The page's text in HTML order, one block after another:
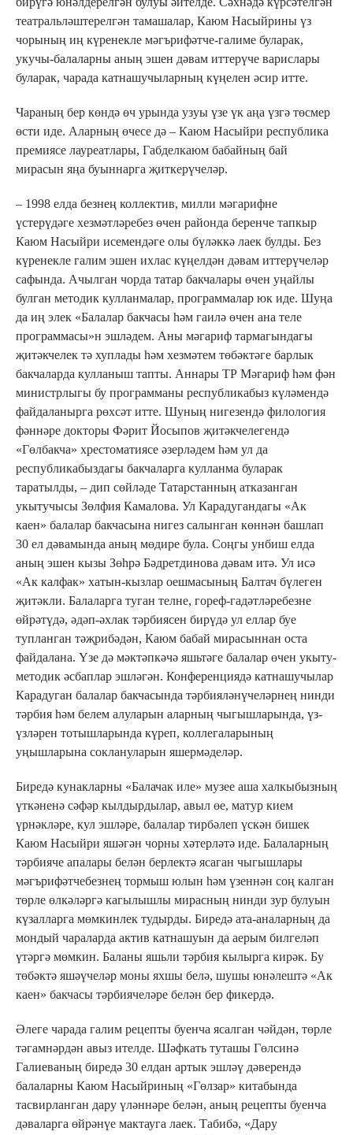
театральләштерелгән тамашалар, Каюм Насыйрины үз
чорының иң күренекле мәгърифәтче-галиме буларак,
укучы-балаларны аның эшен дәвам иттерүче варислары
буларак, чарада катнашучыларның күңелен әсир итте.
Чараның бер көндә өч урында узуы үзе үк аңа үзгә төсмер
өсти иде. Аларның өчесе дә – Каюм Насыйри республика
премиясе лауреатлары, Габделкаюм бабайның бай
мирасын яңа буыннарга җиткерүчеләр.
– 1998 елда безнең коллектив, милли мәгарифне
үстерүдәге хезмәтләребез өчен районда беренче тапкыр
Каюм Насыйри исемендәге олы бүләккә лаек булды. Без
күренекле галим эшен ихлас күңелдән дәвам иттерүчеләр
сафында. Ачылган чорда татар бакчалары өчен уңайлы
булган методик кулланмалар, программалар юк иде. Шуңа
да иң элек «Балалар бакчасы һәм гаилә өчен ана теле
программасы»н эшләдем. Аны мәгариф тармагындагы
җитәкчелек тә хуплады һәм хезмәтем төбәктәге барлык
бакчаларда кулланыш тапты. Аннары ТР Мәгариф һәм фән
министрлыгы бу программаны республикабыз күләмендә
файдаланырга рөхсәт итте. Шуның нигезендә филология
фәннәре докторы Фәрит Йосыпов җитәкчелегендә
«Гөлбакча» хрестоматиясе әзерләдем һәм ул да
республикабыздагы бакчаларга кулланма буларак
таратылды, – дип сөйләде Татарстанның атказанган
укытучысы Зөлфия Камалова. Ул Карадугандагы «Ак
каен» балалар бакчасына нигез салынган көннән башлап
30 ел дәвамында аның мөдире була. Соңгы унбиш елда
аның эшен кызы Зөһрә Бәдретдинова дәвам итә. Ул исә
«Ак калфак» хатын-кызлар оешмасының Балтач бүлеген
җитәкли. Балаларга туган телне, гореф-гадәтләребезне
өйрәтүдә, әдәп-әхлак тәрбиясен бирүдә ул еллар буе
тупланган тәҗрибәдән, Каюм бабай мирасыннан оста
файдалана. Үзе дә мәктәпкәчә яшьтәге балалар өчен укыту-
методик әсбаплар эшләгән. Конференциядә катнашучылар
Карадуган балалар бакчасында тәрбияләнүчеләрнең нинди
тәрбия һәм белем алуларын аларның чыгышларында, үз-
үзләрен тотышларында күреп, коллегаларының
уңышларына соклануларын яшермәделәр.
Биредә кунакларны «Балачак иле» музее аша халкыбызның
үткәненә сәфәр кылдырдылар, авыл өе, матур кием
үрнәкләре, кул эшләре, балалар тирбәлеп үскән бишек
Каюм Насыйри яшәгән чорны хәтерләтә иде. Балаларның
тәрбияче апалары белән берлектә ясаган чыгышлары
мәгърифәтчебезнең тормыш юлын һәм үзеннән соң калган
төрле өлкәләргә кагылышлы мирасның нинди зур булуын
күзалларга мөмкинлек тудырды. Биредә ата-аналарның да
мондый чараларда актив катнашуын да аерым билгеләп
үтәргә мөмкин. Баланы яшьли тәрбия кылырга кирәк. Бу
төбәктә яшәүчеләр моны яхшы белә, шушы юнәлештә «Ак
каен» бакчасы тәрбиячеләре белән бер фикердә.
Әлеге чарада галим рецепты буенча ясалган чәйдән, төрле
тәгамнәрдән авыз ителде. Шәфкать туташы Гөлсинә
Галиеваның биредә 30 елдан артык эшләү дәверендә
балаларны Каюм Насыйриның «Гөлзар» китабында
тасвирланган дару үләннәре белән, аның рецепты буенча
дәваларга өйрәнүе мактауга лаек. Табибә, «Дару